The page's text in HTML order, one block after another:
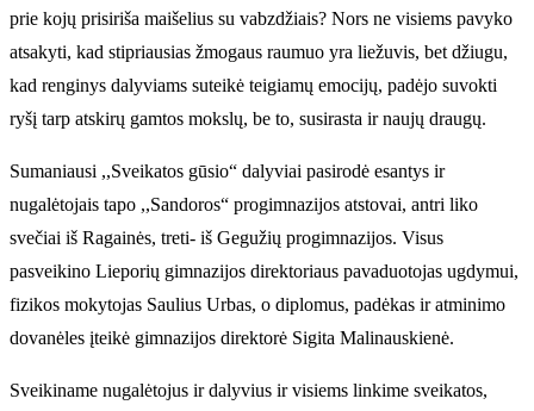
prie kojų prisiriša maišelius su vabzdžiais? Nors ne visiems pavyko
atsakyti, kad stipriausias žmogaus raumuo yra liežuvis, bet džiugu,
kad renginys dalyviams suteikė teigiamų emocijų, padėjo suvokti
ryšį tarp atskirų gamtos mokslų, be to, susirasta ir naujų draugų.
Sumaniausi ,,Sveikatos gūsio“ dalyviai pasirodė esantys ir
nugalėtojais tapo ,,Sandoros“ progimnazijos atstovai, antri liko
svečiai iš Ragainės, treti- iš Gegužių progimnazijos. Visus
pasveikino Lieporių gimnazijos direktoriaus pavaduotojas ugdymui,
fizikos mokytojas Saulius Urbas, o diplomus, padėkas ir atminimo
dovanėles įteikė gimnazijos direktorė Sigita Malinauskienė.
Sveikiname nugalėtojus ir dalyvius ir visiems linkime sveikatos,